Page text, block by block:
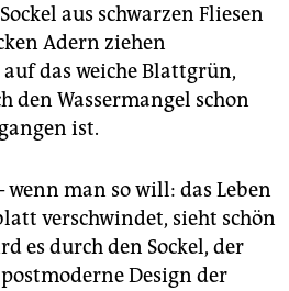
aus schwarzen Fliesen
Adern ziehen
das weiche Blattgrün,
den Wassermangel schon
ist.
wenn man so will: das Leben
verschwindet, sieht schön
es durch den Sockel, der
Design der